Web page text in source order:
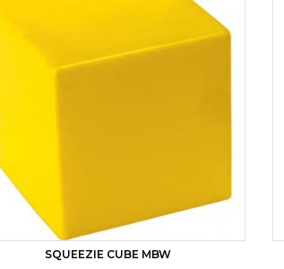
SQUEEZIE CUBE MBW